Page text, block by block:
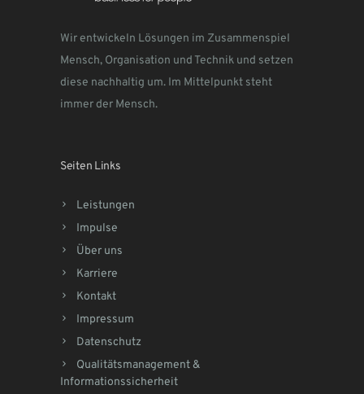
Wir entwickeln Lösungen im Zusammenspiel
Mensch, Organisation und Technik und setzen
diese nachhaltig um. Im Mittelpunkt steht
immer der Mensch.
Seiten Links
Leistungen
Impulse
Über uns
Karriere
Kontakt
Impressum
Datenschutz
Qualitätsmanagement &
Informationssicherheit